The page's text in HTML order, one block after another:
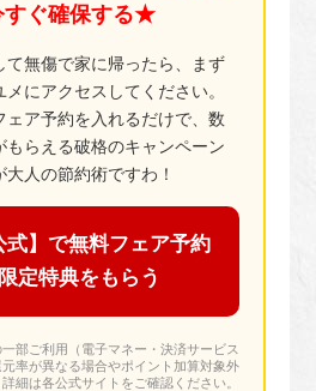
すぐ確保する★
て無傷で家に帰ったら、まず
にアクセスしてください。
ェア予約を入れるだけで、数
もらえる破格のキャンペーン
人の節約術ですわ！
式】で無料フェア予約
定特典をもらう
部ご利用（電子マネー・決済サービス
率が異なる場合やポイント加算対象外
細は各公式サイトをご確認ください。